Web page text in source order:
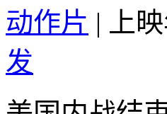
动作片 | 上
发